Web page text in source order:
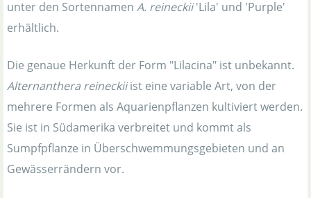
unter den Sortennamen A. reineckii'Lila' und 'Purple'
erhältlich.
Die genaue Herkunft der Form "Lilacina" ist unbekannt.
Alternanthera reineckiiist eine variable Art, von der
mehrere Formen als Aquarienpflanzen kultiviert werden.
Sie ist in Südamerika verbreitet und kommt als
Sumpfpflanze in Überschwemmungsgebieten und an
Gewässerrändern vor.